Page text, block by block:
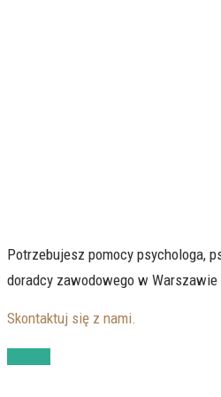
Potrzebujesz pomocy psychologa,
doradcy zawodowego w Warszawie
Skontaktuj się z nami.